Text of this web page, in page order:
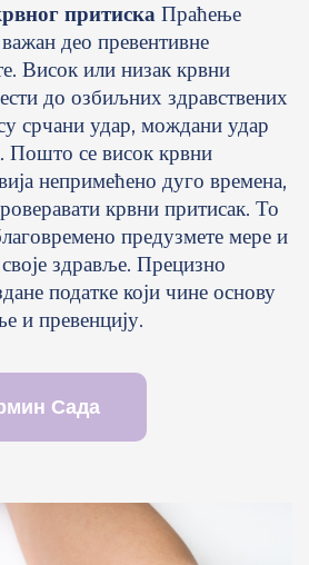
притиска Праћење
део превентивне
Висок или низак крвни
до озбиљних здравствених
срчани удар, мождани удар
Пошто се висок крвни
непримећено дуго времена,
крвни притисак. То
предузмете мере и
здравље. Прецизно
податке који чине основу
и превенцију.
Сада